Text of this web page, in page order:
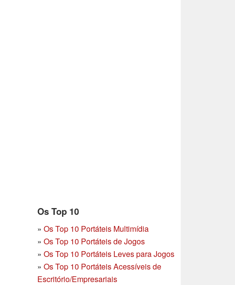
Os Top 10
» Os Top 10 Portáteis Multimídia
» Os Top 10 Portáteis de Jogos
» Os Top 10 Portáteis Leves para Jogos
» Os Top 10 Portáteis Acessíveis de
Escritório/Empresariais